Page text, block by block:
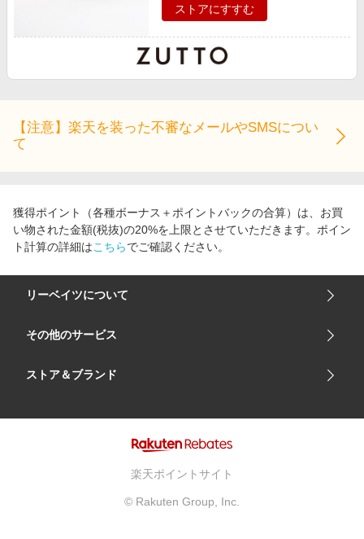
ストアにすすむ
【注意】楽天を装った不審なメールやSMSについ
て
獲得ポイント（各種ボーナス＋ポイントバックの合算）は、お買
い物された金額(税抜)の20%を上限とさせていただきます。ポイン
ト計算の詳細はこちらでご確認ください。
リーベイツについて
会社概要
サイトマップ
リーベイツ ポイントアシスト
その他のサービス
楽天市場
ストア＆ブランド
楽天ポイントサイト
© Rakuten Group, Inc.